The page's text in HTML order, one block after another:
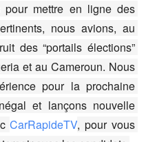
mettre en ligne des
nous avions, au
des “portails élections”
et au Cameroun. Nous
pour la prochaine
et lançons nouvelle
CarRapideTV, pour vous